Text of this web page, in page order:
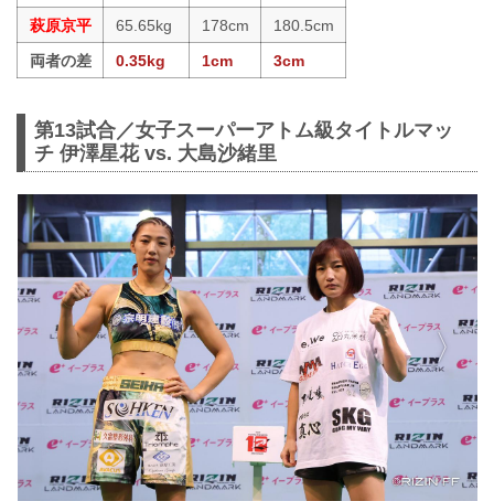
萩原京平
65.65kg 178cm
180.5cm
両者の差
0.35kg 1cm 3cm
第13試合／女子スーパーアトム級タイトルマッ
チ 伊澤星花 vs. 大島沙緒里